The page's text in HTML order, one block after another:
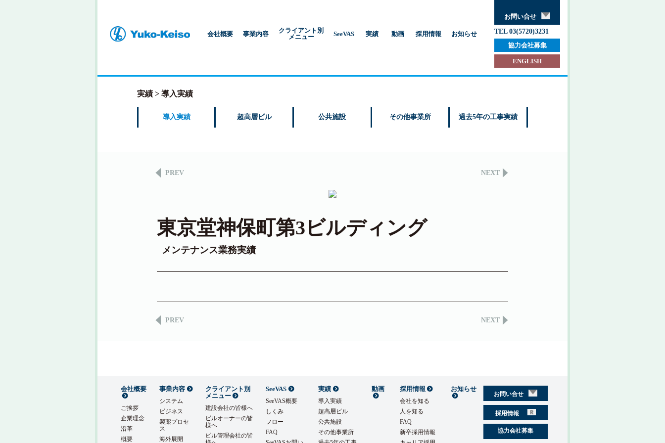
会社概要 事業内容
クライアント別
メニュー
SeeVAS 実績 動画 採用情報 お知らせ
お問い合せ
TEL 03(5720)3231
協力会社募集
ENGLISH
実績 導入実績
導入実績 超高層ビル 公共施設 その他事業所 過去5年の工事実績
PREV NEXT
東京堂神保町第3ビルディング
メンテナンス業務実績
PREV NEXT
会社概要
ご挨拶
企業理念
沿革
概要
事業内容
システム
ビジネス
製薬プロセ
ス
海外展開
クライアント別
メニュー
建設会社の皆様へ
ビルオーナーの皆
様へ
ビル管理会社の皆
SeeVAS
SeeVAS概要
しくみ
フロー
FAQ
実績
導入実績
超高層ビル
公共施設
その他事業所
動画 採用情報
会社を知る
人を知る
FAQ
新卒採用情報
お知らせ
お問い合せ
採用情報
協力会社募集